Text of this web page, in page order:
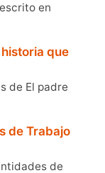
en
que
de El padre
de Trabajo
de